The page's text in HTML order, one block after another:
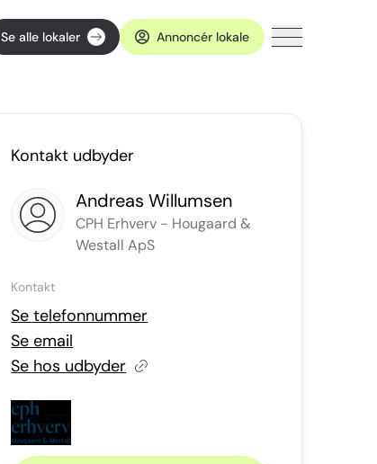
Se alle lokaler Annoncér lokale
Kontakt udbyder
Andreas Willumsen
CPH Erhverv - Hougaard &
Westall ApS
Kontakt
Se telefonnummer
Se email
Se hos udbyder